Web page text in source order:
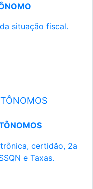
situação fiscal.
certidão, 2a
e Taxas.